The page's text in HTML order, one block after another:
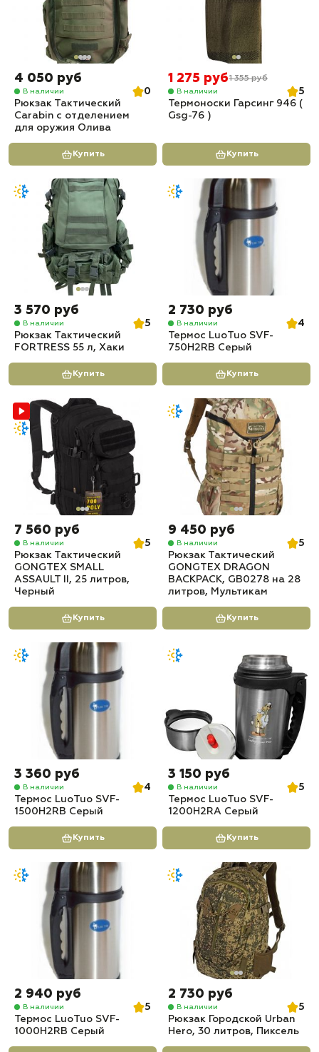
4 050 руб
В наличии
0
Рюкзак Тактический
Carabin с отделением
для оружия Олива
Купить
1 275 руб1 355 руб
В наличии
5
Термоноски Гарсинг 946 (
Gsg-76 )
Купить
3 570 руб
В наличии
5
Рюкзак Тактический
FORTRESS 55 л, Хаки
Купить
2 730 руб
В наличии
4
Термос LuoTuo SVF-
750H2RB Серый
Купить
7 560 руб
В наличии
5
Рюкзак Тактический
GONGTEX SMALL
ASSAULT II, 25 литров,
Черный
Купить
9 450 руб
В наличии
5
Рюкзак Тактический
GONGTEX DRAGON
BACKPACK, GB0278 на 28
литров, Мультикам
Купить
3 360 руб
В наличии
4
Термос LuoTuo SVF-
1500H2RB Серый
Купить
3 150 руб
В наличии
5
Термос LuoTuo SVF-
1200H2RA Серый
Купить
2 940 руб
В наличии
5
Термос LuoTuo SVF-
1000H2RB Серый
2 730 руб
В наличии
5
Рюкзак Городской Urban
Hero, 30 литров, Пиксель